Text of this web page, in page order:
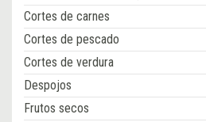
Cortes de carnes
Cortes de pescado
Cortes de verdura
Despojos
Frutos secos